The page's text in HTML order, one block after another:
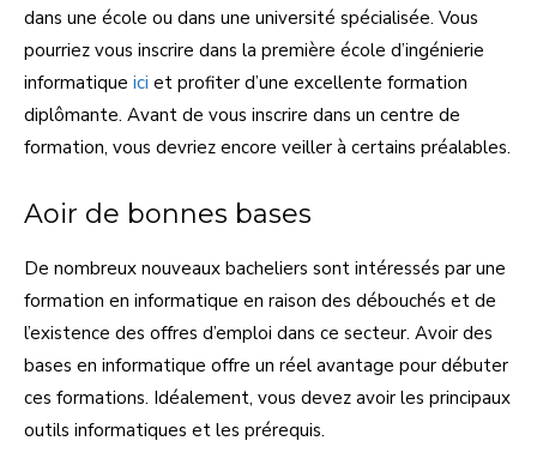
dans une école ou dans une université spécialisée. Vous
pourriez vous inscrire dans la première école d’ingénierie
informatique ici et profiter d’une excellente formation
diplômante. Avant de vous inscrire dans un centre de
formation, vous devriez encore veiller à certains préalables.
Aoir de bonnes bases
De nombreux nouveaux bacheliers sont intéressés par une
formation en informatique en raison des débouchés et de
l’existence des offres d’emploi dans ce secteur. Avoir des
bases en informatique offre un réel avantage pour débuter
ces formations. Idéalement, vous devez avoir les principaux
outils informatiques et les prérequis.